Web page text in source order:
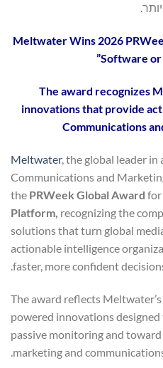
Meltwater Wins 2026
Software or
The award recognizes
innovations that provide
Communications
Meltwater, the global leader in
Communications and
the PRWeek Global Award for
Platform, recognizing the
solutions that turn global
actionable intelligence
faster, more confident
The award reflects
powered innovations
passive monitoring and
marketing and